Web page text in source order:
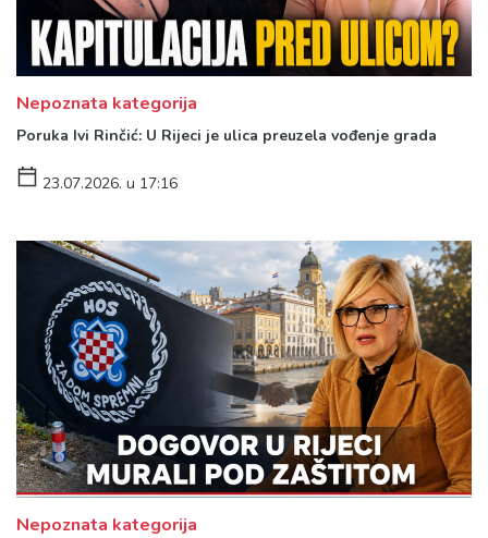
Nepoznata kategorija
Poruka Ivi Rinčić: U Rijeci je ulica preuzela vođenje grada
23.07.2026. u 17:16
Nepoznata kategorija